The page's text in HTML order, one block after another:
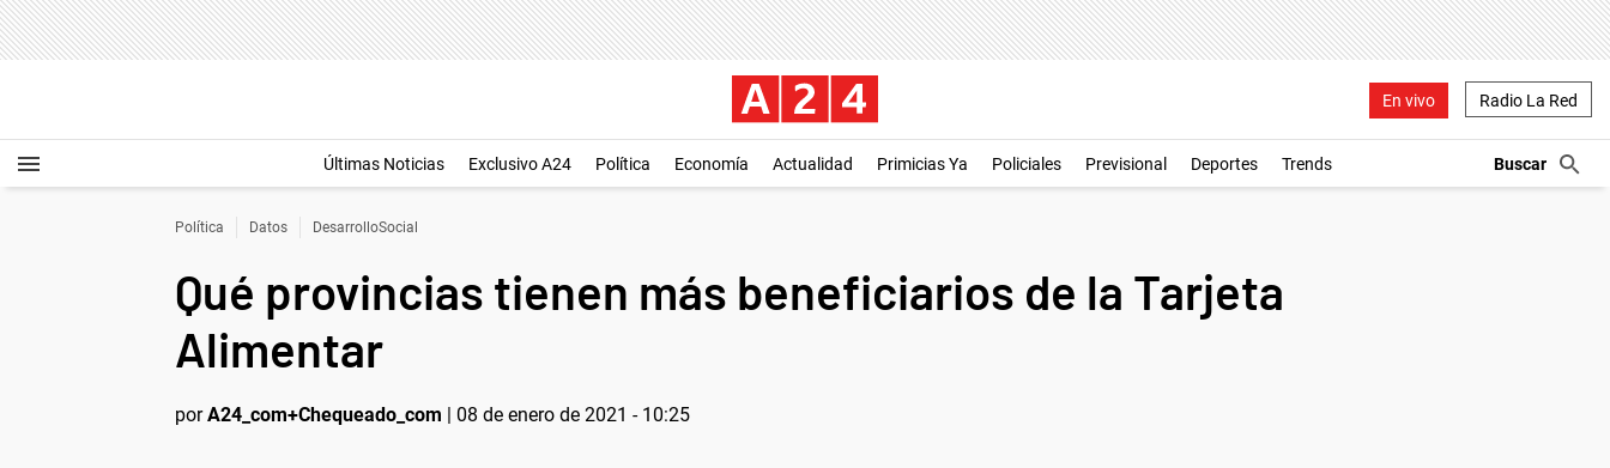
En vivo Radio La Red
Últimas Noticias Exclusivo A24 Política Economía Actualidad Primicias Ya Policiales Previsional Deportes Trends
Política Datos DesarrolloSocial
Qué provincias tienen más beneficiarios de la Tarjeta
Alimentar
porA24_com+Chequeado_com | 08 de enero de 2021 - 10:25